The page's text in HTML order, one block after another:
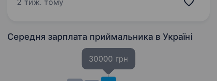
2 тиж. тому
Середня зарплата приймальника в Україні
30000 грн